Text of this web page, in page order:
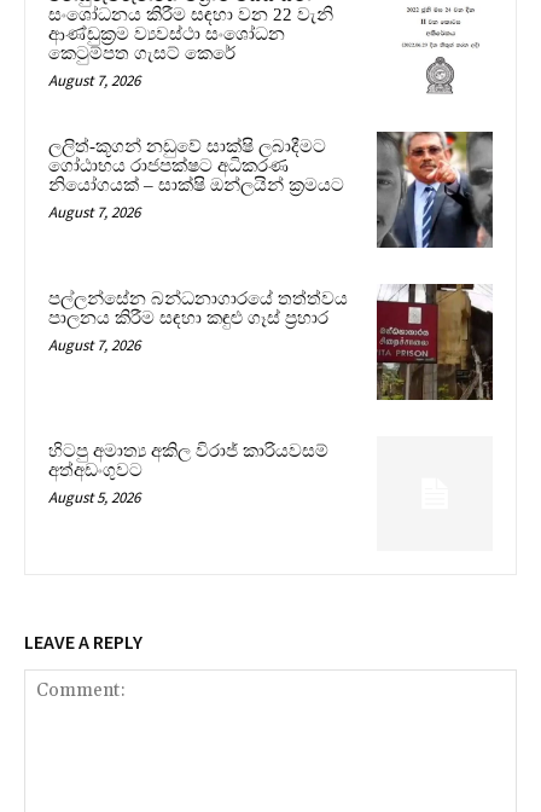
සංශෝධනය කිරීම සඳහා වන 22 වැනි
ආණ්ඩුක්‍රම ව්‍යවස්ථා සංශෝධන
කෙටුම්පත ගැසට් කෙරේ
August 7, 2026
ලලිත්-කූගන් නඩුවේ සාක්ෂි ලබාදීමට
ගෝඨාභය රාජපක්ෂට අධිකරණ
නියෝගයක් – සාක්ෂි ඔන්ලයින් ක්‍රමයට
August 7, 2026
පල්ලන්සේන බන්ධනාගාරයේ තත්ත්වය
පාලනය කිරීම සඳහා කඳුළු ගෑස් ප්‍රහාර
August 7, 2026
හිටපු අමාත්‍ය අකිල විරාජ් කාරියවසම්
අත්අඩංගුවට
August 5, 2026
LEAVE A REPLY